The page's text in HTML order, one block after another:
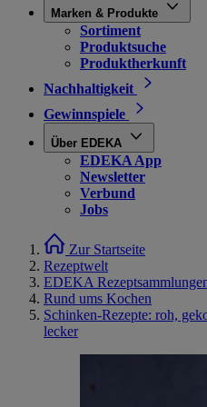
Marken & Produkte
Sortiment
Produktsuche
Produktherkunft
Nachhaltigkeit
Gewinnspiele
Über EDEKA
EDEKA App
Newsletter
Verbund
Jobs
Zur Startseite
Rezeptwelt
EDEKA
Rund ums Kochen
Schinken-Rezepte: roh,
lecker